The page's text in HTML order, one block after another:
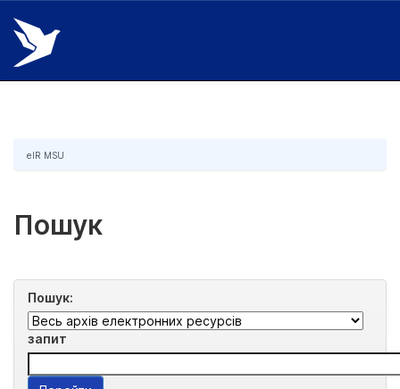
Skip
navigation
eIR MSU
Пошук
Пошук:
запит